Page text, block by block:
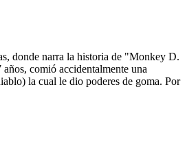
donde narra la historia de "Monkey D.
comió accidentalmente una
la cual le dio poderes de goma. Por